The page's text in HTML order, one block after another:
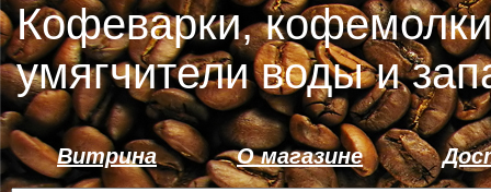
Кофеварки,
умягчители воды и
Витрина О магазине